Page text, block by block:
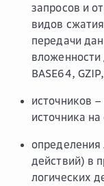
запросов и
видов
передачи
вложенности
BASE64,
источников
источника
определения
действий) в
логических